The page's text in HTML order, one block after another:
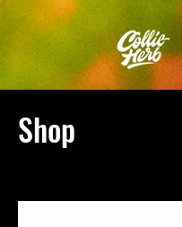
Shop